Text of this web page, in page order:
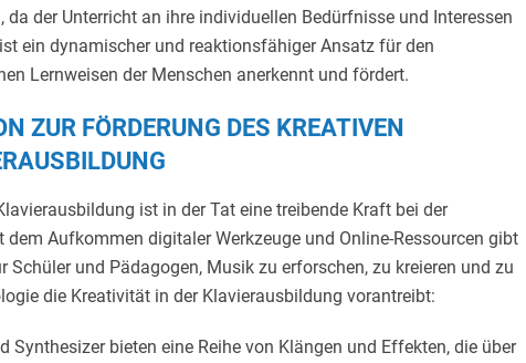
der Unterricht an ihre individuellen Bedürfnisse und Interessen
ein dynamischer und reaktionsfähiger Ansatz für den
Lernweisen der Menschen anerkennt und fördert.
ZUR FÖRDERUNG DES KREATIVEN
ist in der Tat eine treibende Kraft bei der
Aufkommen digitaler Werkzeuge und Online-Ressourcen gibt
und Pädagogen, Musik zu erforschen, zu kreieren und zu
die Kreativität in der Klavierausbildung vorantreibt:
Synthesizer bieten eine Reihe von Klängen und Effekten, die über